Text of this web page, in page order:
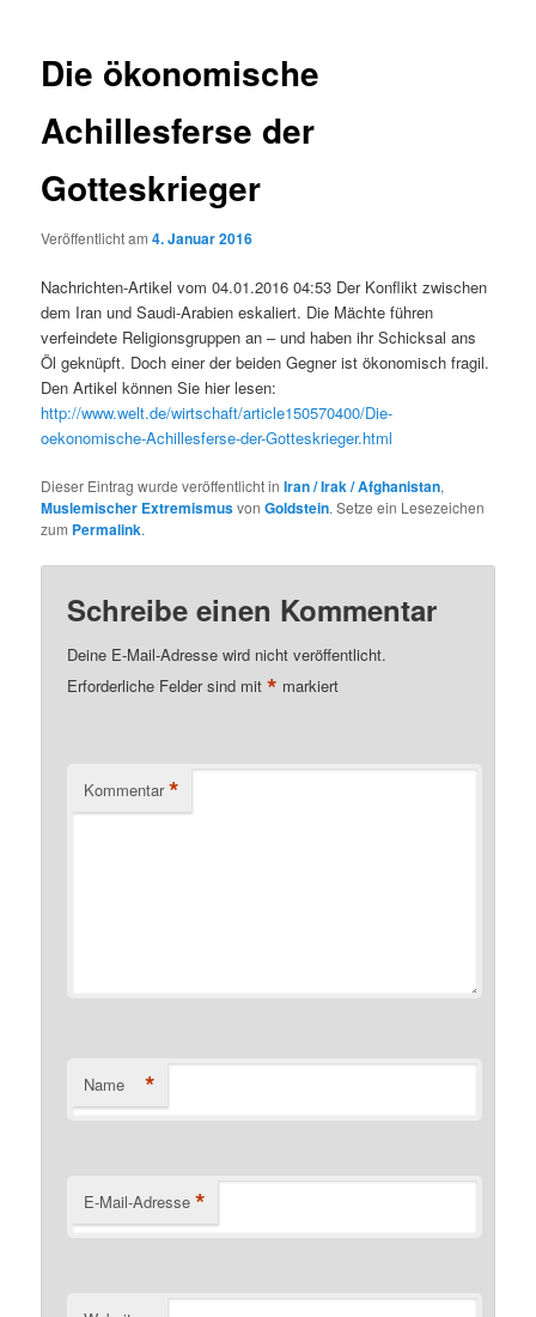
Die ökonomische
Achillesferse der
Gotteskrieger
Veröffentlicht am4. Januar 2016
Nachrichten-Artikel vom 04.01.2016 04:53 Der Konflikt zwischen
dem Iran und Saudi-Arabien eskaliert. Die Mächte führen
verfeindete Religionsgruppen an – und haben ihr Schicksal ans
Öl geknüpft. Doch einer der beiden Gegner ist ökonomisch fragil.
Den Artikel können Sie hier lesen:
http://www.welt.de/wirtschaft/article150570400/Die-
oekonomische-Achillesferse-der-Gotteskrieger.html
Dieser Eintrag wurde veröffentlicht inIran / Irak / Afghanistan,
Muslemischer ExtremismusvonGoldstein. Setze ein Lesezeichen
zum Permalink.
Schreibe einen Kommentar
Deine E-Mail-Adresse wird nicht veröffentlicht.
Erforderliche Felder sind mit* markiert
Kommentar *
Name *
E-Mail-Adresse *